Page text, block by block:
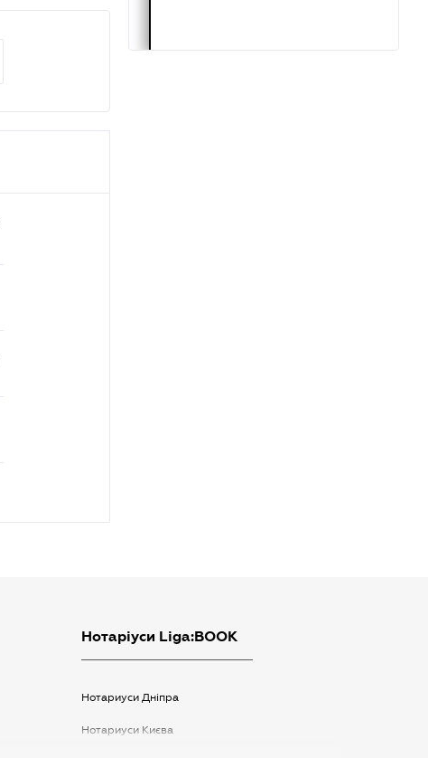
Нотаріуси Liga:BOOK
Нотариуси Дніпра
Нотариуси Києва